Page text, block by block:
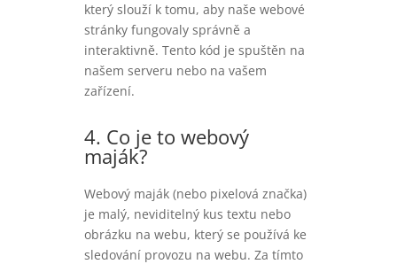
který slouží k tomu, aby naše webové
stránky fungovaly správně a
interaktivně. Tento kód je spuštěn na
našem serveru nebo na vašem
zařízení.
4. Co je to webový
maják?
Webový maják (nebo pixelová značka)
je malý, neviditelný kus textu nebo
obrázku na webu, který se používá ke
sledování provozu na webu. Za tímto